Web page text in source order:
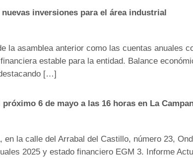
nuevas inversiones para el área industrial
la asamblea anterior como las cuentas anuales
estable para la entidad. Balance
[…]
6 de mayo a las 16 horas en La
la calle del Arrabal del Castillo, número 23,
2025 y estado financiero EGM 3. Informe